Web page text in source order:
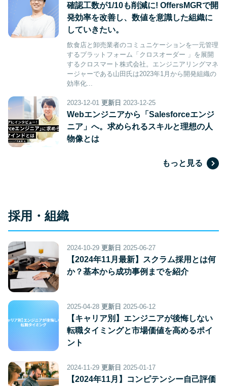
確認工数が1/10も削減に! OffersMGRで開
発効率を改善し、数値を意識した組織に
していきたい。
飲食店と卸売業者のコミュニケーションを一元管理
するプラットフォーム「クロスオーダー 」を展開
するクロスマート株式会社。エンジニアリングマネ
ージャーである山田氏は2023年1月から開発組織の
効率化...
2023-12-01 更新日 2023-12-25
Webエンジニアから「Salesforceエンジ
ニア」へ。求められるスキルと理想の人
物像とは
もっと見る
採用・組織
2024-10-29 更新日 2025-06-27
【2024年11月最新】スクラム採用とは何
か？基本から成功事例までを紹介
2025-04-28 更新日 2025-06-12
【キャリア別】エンジニアが後悔しない
転職タイミングと市場価値を高めるポイ
ント
2024-11-29 更新日 2025-01-17
【2024年11月】コンピテンシー自己評価